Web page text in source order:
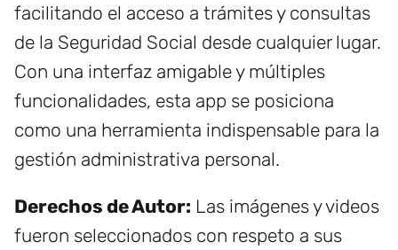
facilitando el acceso a trámites y consultas
de la Seguridad Social desde cualquier lugar.
Con una interfaz amigable y múltiples
funcionalidades, esta app se posiciona
como una herramienta indispensable para la
gestión administrativa personal.
Derechos de Autor: Las imágenes y videos
fueron seleccionados con respeto a sus